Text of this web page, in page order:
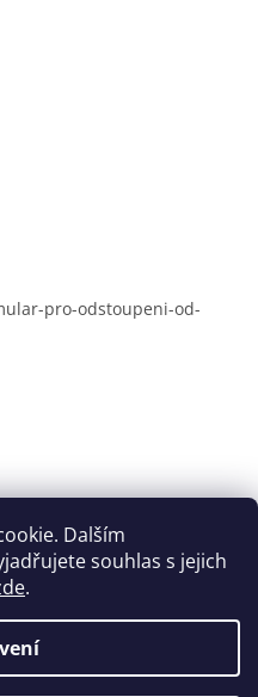
Dalším
souhlas s jejich
.
pro-odstoupeni-od-
Shoptet